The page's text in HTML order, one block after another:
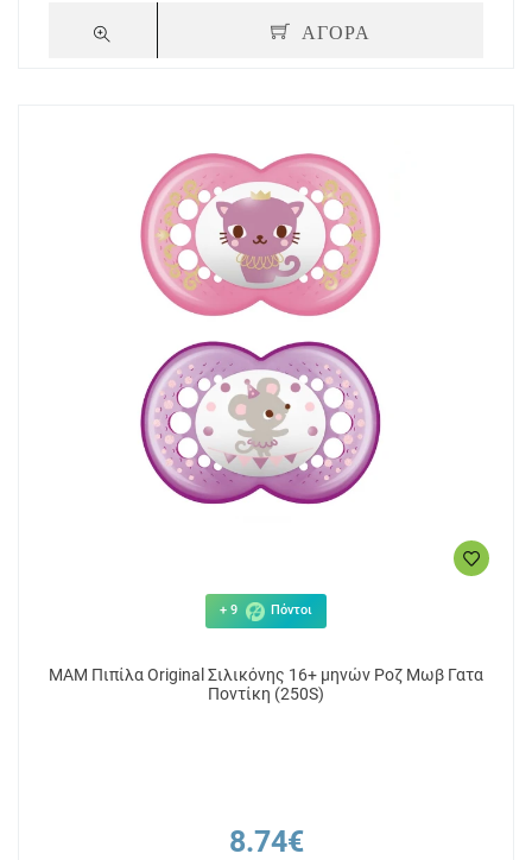
ΑΓΟΡΑ
+ 9 Πόντοι
MAM Πιπίλα Original Σιλικόνης 16+ μηνών Ροζ Μωβ Γατα
Ποντίκη (250S)
8.74€